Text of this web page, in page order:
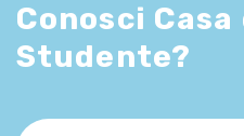
Conosci
Studente?